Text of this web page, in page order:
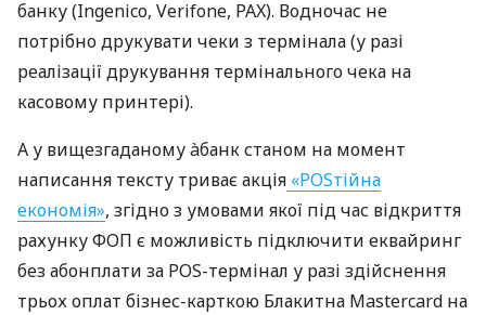
банку (Ingenico, Verifone, PAX). Водночас не
потрібно друкувати чеки з термінала (у разі
реалізації друкування термінального чека на
касовому принтері).
А у вищезгаданому àбанк станом на момент
написання тексту триває акція «POSтійна
економія», згідно з умовами якої під час відкриття
рахунку ФОП є можливість підключити еквайринг
без абонплати за POS-термінал у разі здійснення
трьох оплат бізнес-карткою Блакитна Mastercard на